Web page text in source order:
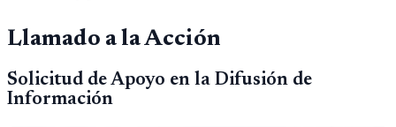
Llamado a la Acción
Solicitud de Apoyo en la Difusión de
Información